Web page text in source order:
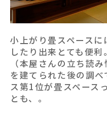
小上がり畳スペース
したり出来とても便利。
（本屋さんの立ち読
を建てられた後の調
ス第1位が畳スペース
とも、。